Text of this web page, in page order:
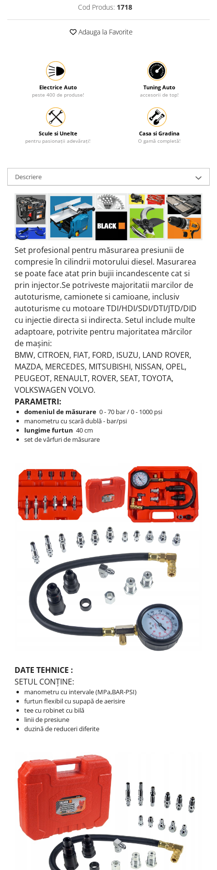
Suport motocicleta
Surubelnite
Utilaje constructie
Cod Produs: 1718
Adauga la Favorite
Electrice Auto
peste 400 de produse!
Tuning Auto
accesorii de top!
Scule si Unelte
pentru pasionații adevărați!
Casa si Gradina
O gamă completă!
Descriere
Set profesional pentru măsurarea presiunii de
compresie în cilindrii motorului diesel. Masurarea
se poate face atat prin bujii incandescente cat si
prin injector.Se potriveste majoritatii marcilor de
autoturisme, camionete si camioane, inclusiv
autoturisme cu motoare TDI/HDI/SDI/DTI/JTD/DID
cu injectie directa si indirecta. Setul include multe
adaptoare, potrivite pentru majoritatea mărcilor
de mașini:
BMW, CITROEN, FIAT, FORD, ISUZU, LAND ROVER,
MAZDA, MERCEDES, MITSUBISHI, NISSAN, OPEL,
PEUGEOT, RENAULT, ROVER, SEAT, TOYOTA,
VOLKSWAGEN VOLVO.
PARAMETRI:
domeniul de măsurare 0 - 70 bar / 0 - 1000 psi
manometru cu scară dublă - bar/psi
lungime furtun 40 cm
set de vârfuri de măsurare
DATE TEHNICE :
SETUL CONȚINE:
manometru cu intervale (MPa,BAR-PSI)
furtun flexibil cu supapă de aerisire
tee cu robinet cu bilă
linii de presiune
duzină de reduceri diferite